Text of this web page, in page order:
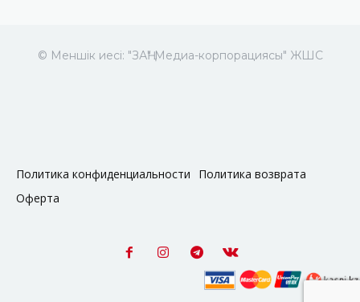
© Меншік иесі: "ЗАҢ" Медиа-корпорациясы" ЖШС
Политика конфиденциальности
Политика возврата
Оферта